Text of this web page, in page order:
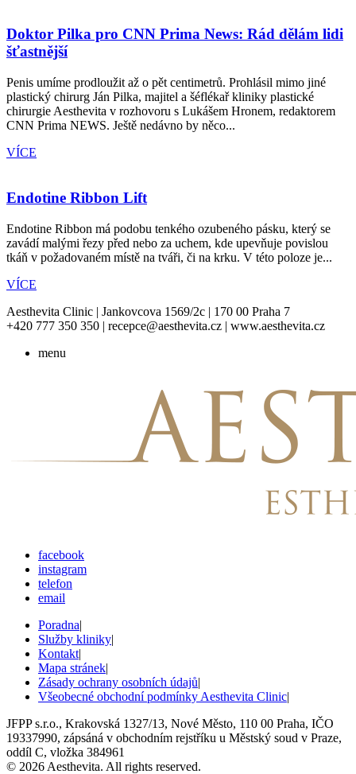
Doktor Pilka pro CNN Prima News: Rád dělám lidi
šťastnější
Penis umíme prodloužit až o pět centimetrů. Prohlásil mimo jiné
plastický chirurg Ján Pilka, majitel a šéflékař kliniky plastické
chirurgie Aesthevita v rozhovoru s Lukášem Hronem, redaktorem
CNN Prima NEWS. Ještě nedávno by něco...
VÍCE
Endotine Ribbon Lift
Endotine Ribbon má podobu tenkého ozubeného pásku, který se
zavádí malými řezy před nebo za uchem, kde upevňuje povislou
tkáň v požadovaném místě na tváři, či na krku. V této poloze je...
VÍCE
Aesthevita Clinic | Jankovcova 1569/2c | 170 00 Praha 7
+420 777 350 350 | recepce@aesthevita.cz | www.aesthevita.cz
menu
facebook
instagram
telefon
email
Poradna|
Služby kliniky|
Kontakt|
Mapa stránek|
Zásady ochrany osobních údajů|
Všeobecné obchodní podmínky Aesthevita Clinic|
JFPP s.r.o., Krakovská 1327/13, Nové Město, 110 00 Praha, IČO
19337990, zápsáná v obchodním rejstříku u Městský soud v Praze,
oddíl C, vložka 384961
© 2026 Aesthevita. All rights reserved.